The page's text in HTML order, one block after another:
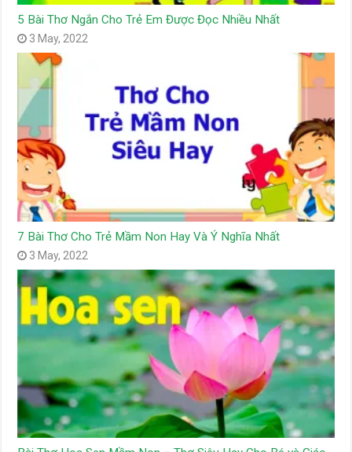
5 Bài Thơ Ngắn Cho Trẻ Em Được Đọc Nhiều Nhất
3 May, 2022
7 Bài Thơ Cho Trẻ Mầm Non Hay Và Ý Nghĩa Nhất
3 May, 2022